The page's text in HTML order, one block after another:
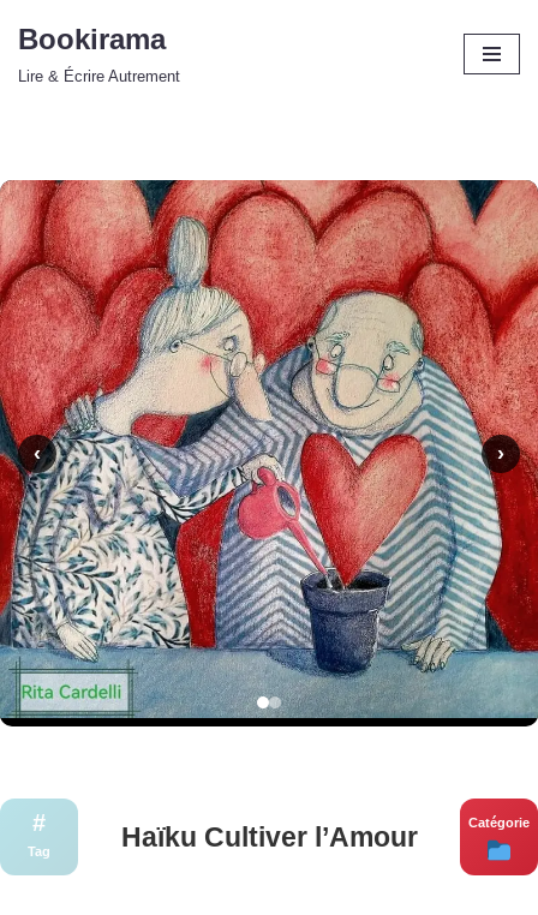
Bookirama
Lire & Écrire Autrement
‹ ›
#
Tag Haïku Cultiver l’Amour Catégorie